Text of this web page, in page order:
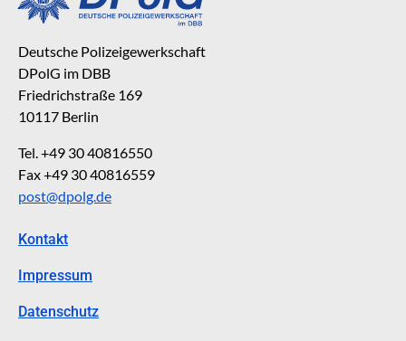
Deutsche Polizeigewerkschaft
DPolG im DBB
Friedrichstraße 169
10117 Berlin
Tel. +49 30 40816550
Fax +49 30 40816559
post@dpolg.de
Kontakt
Impressum
Datenschutz